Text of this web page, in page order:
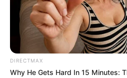
DIRECTMAX
Why He Gets Hard In 15 Minutes: